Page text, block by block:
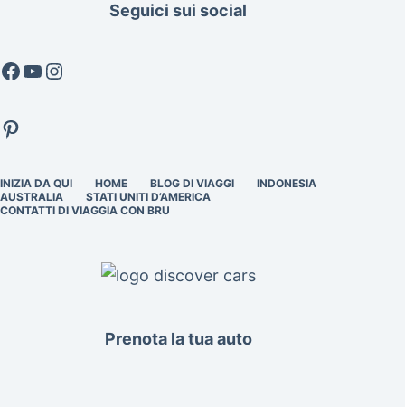
Seguici sui social
Facebook
YouTube
Instagram
Pinterest
INIZIA DA QUI HOME BLOG DI VIAGGI
INDONESIA
AUSTRALIA
STATI UNITI D’AMERICA
CONTATTI DI VIAGGIA CON BRU
Prenota la tua auto